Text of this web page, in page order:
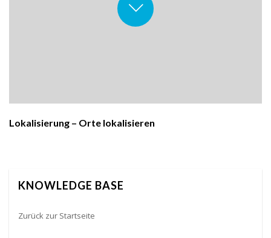
Lokalisierung – Orte lokalisieren
KNOWLEDGE BASE
Zurück zur Startseite